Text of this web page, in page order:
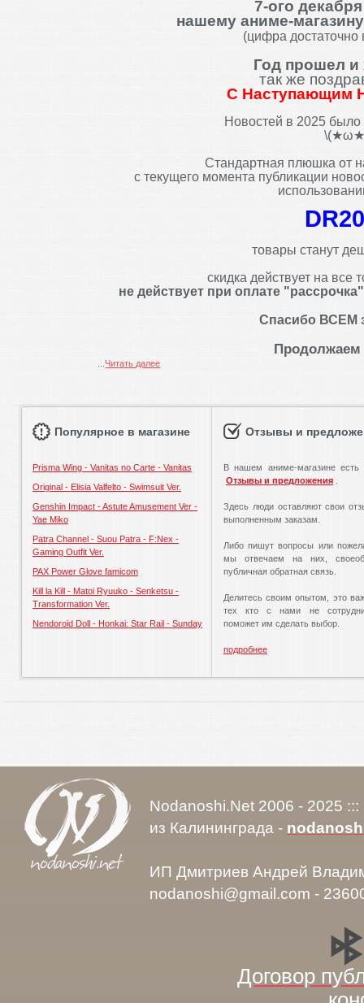
7-ого
нашему аниме-
(цифра достаточно
Год прошел
так же
С Наступающим
Новостей в 2025 было
Стандартная плюшка от
с текущего момента публикации
товары станут
скидка действует на все
не действует при оплате
Спасибо ВСЕМ
Продолжаем
...Читать далее
Популярное в магазине
Prisma Wing - Vanitas no Carte - Vanitas
Original - Elisia Valfelto - Swimsuit Ver.
Genshin Impact - Astute Amusement Ver -
Yae Miko
Patra Channel - Suou Patra - F:Nex -
Gaming Outfit Ver.
PAX Power Glove famicom
Kill la Kill - Matoi Ryuuko - Senketsu -
Transformation Ver.
Nendoroid Doll - Honkai: Star Rail - Sunday
Отзывы и
В нашем аниме-магазине есть
Отзывы и предложения
Здесь люди оставляют свои
выполненным заказам.
Либо пишут вопросы или
мы отвечаем на них,
публичная обратная связь.
Делитесь своим опытом, это
тех кто с нами не
поможет им сделать выбор.
подробнее
Nodanoshi.Net 2006 - 2025
из Калининграда -
ИП Дмитриев Андрей
nodanoshi@gmail.com -
Договор